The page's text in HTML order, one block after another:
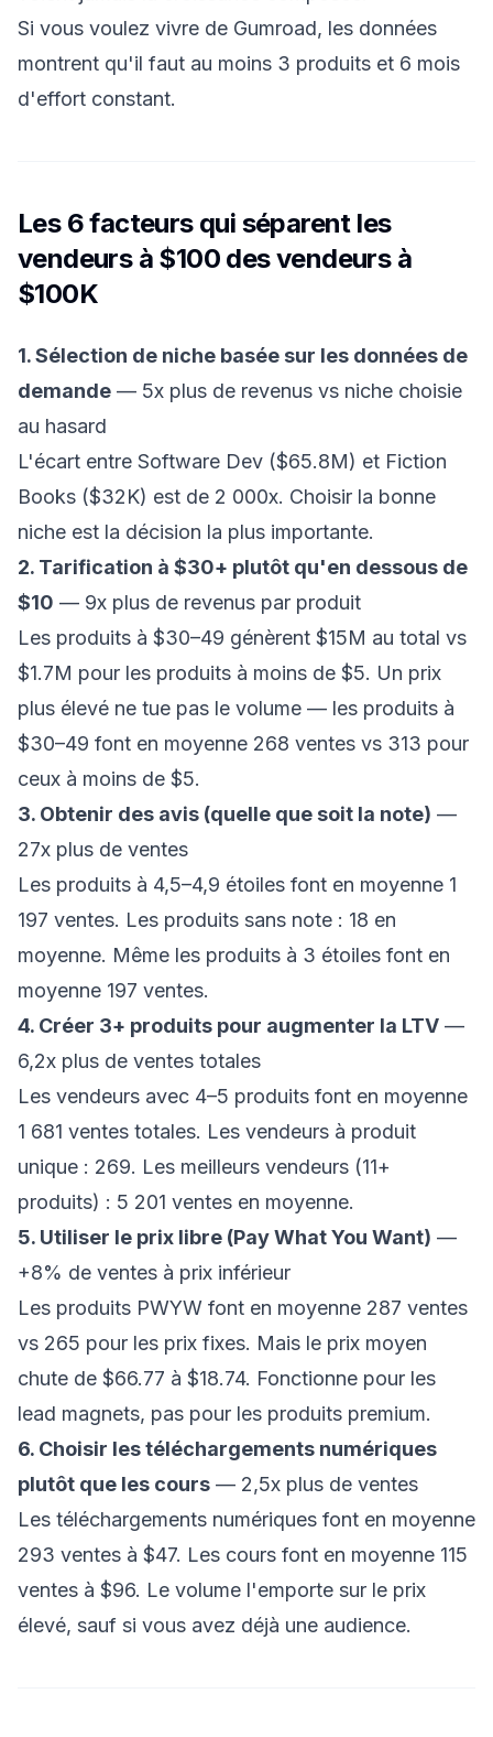
Si vous voulez vivre de Gumroad, les données
montrent qu'il faut au moins 3 produits et 6 mois
d'effort constant.
Les 6 facteurs qui séparent les
vendeurs à $100 des vendeurs à
$100K
1. Sélection de niche basée sur les données de
demande — 5x plus de revenus vs niche choisie
au hasard
L'écart entre Software Dev ($65.8M) et Fiction
Books ($32K) est de 2 000x. Choisir la bonne
niche est la décision la plus importante.
2. Tarification à $30+ plutôt qu'en dessous de
$10 — 9x plus de revenus par produit
Les produits à $30–49 génèrent $15M au total vs
$1.7M pour les produits à moins de $5. Un prix
plus élevé ne tue pas le volume — les produits à
$30–49 font en moyenne 268 ventes vs 313 pour
ceux à moins de $5.
3. Obtenir des avis (quelle que soit la note) —
27x plus de ventes
Les produits à 4,5–4,9 étoiles font en moyenne 1
197 ventes. Les produits sans note : 18 en
moyenne. Même les produits à 3 étoiles font en
moyenne 197 ventes.
4. Créer 3+ produits pour augmenter la LTV —
6,2x plus de ventes totales
Les vendeurs avec 4–5 produits font en moyenne
1 681 ventes totales. Les vendeurs à produit
unique : 269. Les meilleurs vendeurs (11+
produits) : 5 201 ventes en moyenne.
5. Utiliser le prix libre (Pay What You Want) —
+8% de ventes à prix inférieur
Les produits PWYW font en moyenne 287 ventes
vs 265 pour les prix fixes. Mais le prix moyen
chute de $66.77 à $18.74. Fonctionne pour les
lead magnets, pas pour les produits premium.
6. Choisir les téléchargements numériques
plutôt que les cours — 2,5x plus de ventes
Les téléchargements numériques font en moyenne
293 ventes à $47. Les cours font en moyenne 115
ventes à $96. Le volume l'emporte sur le prix
élevé, sauf si vous avez déjà une audience.